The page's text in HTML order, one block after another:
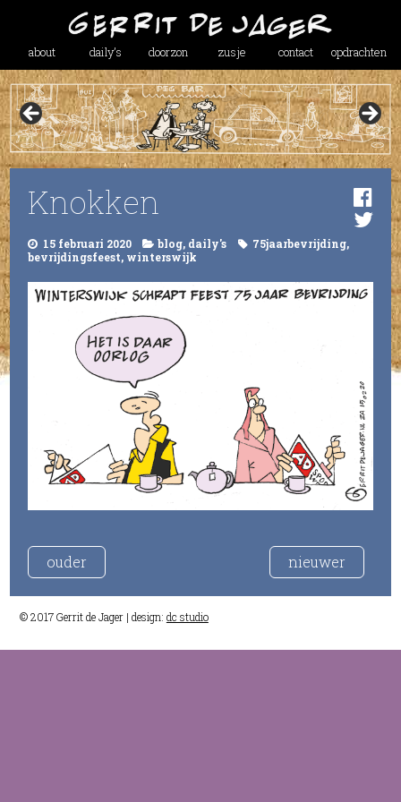
about daily’s doorzon zusje contact opdrachten
Knokken
15 februari 2020 blog, daily's 75jaarbevrijding,
bevrijdingsfeest, winterswijk
ouder nieuwer
© 2017 Gerrit de Jager | design: dc studio